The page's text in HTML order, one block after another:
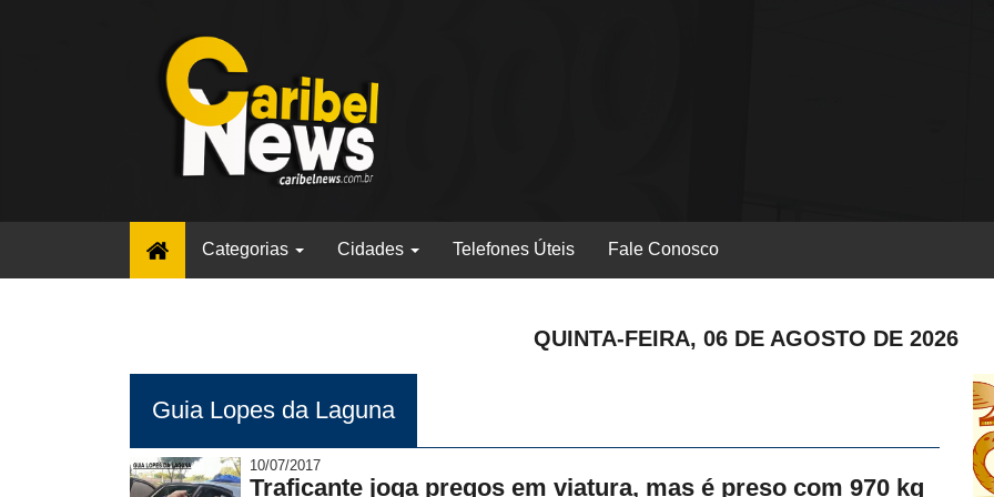
(current)Categorias Cidades Telefones Úteis Fale Conosco
QUINTA-FEIRA, 06 DE AGOSTO DE 2026
Guia Lopes da Laguna
10/07/2017
Traficante joga pregos em viatura, mas é preso com 970 kg